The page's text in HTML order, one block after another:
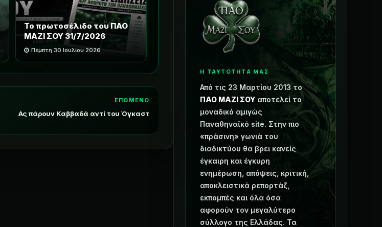
Το πρωτοσέλιδο του ΠΑΟ
ΜΑΖΙ ΣΟΥ 31/7/2026
Πέμπτη 30 Ιουλίου 2026
ΕΠΟΜΕΝΟ
Ας πάρουν Καββαδά αντί του Όγκαστ
Η ΤΑΥΤΟΤΗΤΑ ΜΑΣ
Από τις 23 Μαρτίου 2013 το
ΠΑΟ ΜΑΖΙ ΣΟΥ αποτελεί το
μοναδικό αμιγώς
Παναθηναϊκό site. Στην πιο
«πράσινη» γωνιά του
διαδικτύου θα βρει κανείς
έγκαιρη και έγκυρη
ενημέρωση, απόψεις, κριτική,
αποκλειστικά ρεπορτάζ,
εκπομπές και όλα όσα
αφορούν τον μεγαλύτερο
σύλλογο της Ελλάδας. Τα